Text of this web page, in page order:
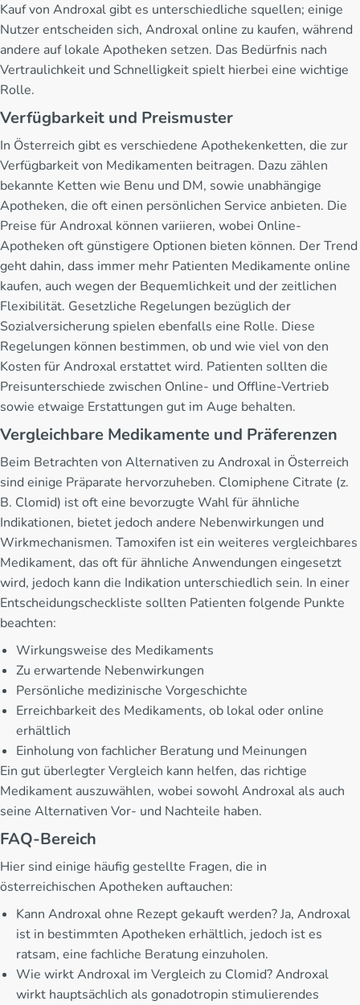
Kauf von Androxal gibt es unterschiedliche squellen; einige
Nutzer entscheiden sich, Androxal online zu kaufen, während
andere auf lokale Apotheken setzen. Das Bedürfnis nach
Vertraulichkeit und Schnelligkeit spielt hierbei eine wichtige
Rolle.
Verfügbarkeit und Preismuster
In Österreich gibt es verschiedene Apothekenketten, die zur
Verfügbarkeit von Medikamenten beitragen. Dazu zählen
bekannte Ketten wie Benu und DM, sowie unabhängige
Apotheken, die oft einen persönlichen Service anbieten. Die
Preise für Androxal können variieren, wobei Online-
Apotheken oft günstigere Optionen bieten können. Der Trend
geht dahin, dass immer mehr Patienten Medikamente online
kaufen, auch wegen der Bequemlichkeit und der zeitlichen
Flexibilität. Gesetzliche Regelungen bezüglich der
Sozialversicherung spielen ebenfalls eine Rolle. Diese
Regelungen können bestimmen, ob und wie viel von den
Kosten für Androxal erstattet wird. Patienten sollten die
Preisunterschiede zwischen Online- und Offline-Vertrieb
sowie etwaige Erstattungen gut im Auge behalten.
Vergleichbare Medikamente und Präferenzen
Beim Betrachten von Alternativen zu Androxal in Österreich
sind einige Präparate hervorzuheben. Clomiphene Citrate (z.
B. Clomid) ist oft eine bevorzugte Wahl für ähnliche
Indikationen, bietet jedoch andere Nebenwirkungen und
Wirkmechanismen. Tamoxifen ist ein weiteres vergleichbares
Medikament, das oft für ähnliche Anwendungen eingesetzt
wird, jedoch kann die Indikation unterschiedlich sein. In einer
Entscheidungscheckliste sollten Patienten folgende Punkte
beachten:
Wirkungsweise des Medikaments
Zu erwartende Nebenwirkungen
Persönliche medizinische Vorgeschichte
Erreichbarkeit des Medikaments, ob lokal oder online
erhältlich
Einholung von fachlicher Beratung und Meinungen
Ein gut überlegter Vergleich kann helfen, das richtige
Medikament auszuwählen, wobei sowohl Androxal als auch
seine Alternativen Vor- und Nachteile haben.
FAQ-Bereich
Hier sind einige häufig gestellte Fragen, die in
österreichischen Apotheken auftauchen:
Kann Androxal ohne Rezept gekauft werden? Ja, Androxal
ist in bestimmten Apotheken erhältlich, jedoch ist es
ratsam, eine fachliche Beratung einzuholen.
Wie wirkt Androxal im Vergleich zu Clomid? Androxal
wirkt hauptsächlich als gonadotropin stimulierendes